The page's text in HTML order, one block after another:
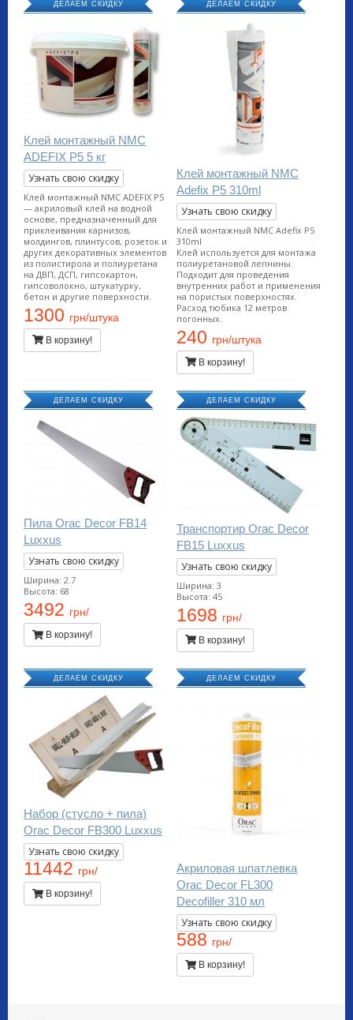
ДЕЛАЕМ СКИДКУ
Клей монтажный NMC
ADEFIX P5 5 кг
Узнать свою скидку
Клей монтажный NMC ADEFIX P5
— акриловый клей на водной
основе, предназначенный для
приклеивания карнизов,
молдингов, плинтусов, розеток и
других декоративных элементов
из полистирола и полиуретана
на ДВП, ДСП, гипсокартон,
гипсоволокно, штукатурку,
бетон и другие поверхности.
1300 грн/штука
В корзину!
ДЕЛАЕМ СКИДКУ
Клей монтажный NMC
Adefix P5 310ml
Узнать свою скидку
Клей монтажный NMC Adefix P5
310ml
Клей используется для монтажа
полиуретановой лепнины.
Подходит для проведения
внутренних работ и применения
на пористых поверхностях.
Расход тюбика 12 метров
погонных.
240 грн/штука
В корзину!
ДЕЛАЕМ СКИДКУ
Пила Orac Decor FB14
Luxxus
Узнать свою скидку
Ширина: 2.7
Высота: 68
3492 грн/
В корзину!
ДЕЛАЕМ СКИДКУ
Транспортир Orac Decor
FB15 Luxxus
Узнать свою скидку
Ширина: 3
Высота: 45
1698 грн/
В корзину!
ДЕЛАЕМ СКИДКУ
Набор (стусло + пила)
Orac Decor FB300 Luxxus
Узнать свою скидку
11442 грн/
В корзину!
ДЕЛАЕМ СКИДКУ
Акриловая шпатлевка
Orac Decor FL300
Decofiller 310 мл
Узнать свою скидку
588 грн/
В корзину!